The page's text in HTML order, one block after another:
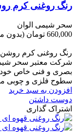
رنگ روغنی کرم
سحر شیمی الوان
660,000 تومان
(بدون
شرکت‌ معتبر سحر
بصری و فنی خاص خود،
سطوح فلزی و چوبی
افزودن به سبد خرید
دوست داشتن
اشتراک گذاری